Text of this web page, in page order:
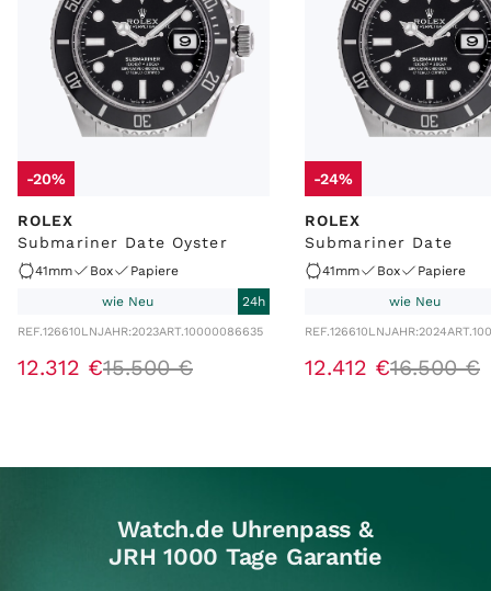
-20%
ROLEX
Submariner Date Oyster
41mm Box
Papiere
wie Neu
24h
REF.126610LNJAHR:2023ART.10000086635
12.312 €15.500 €
-24%
ROLEX
Submariner Date
41mm Box
Papiere
wie Neu
REF.126610LNJAHR:2024ART.
12.412 €16.500 €
Watch.de Uhrenpass &
JRH 1000 Tage Garantie